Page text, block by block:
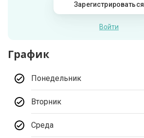
Зарегистрироваться
Войти
График
Понедельник
Вторник
Среда